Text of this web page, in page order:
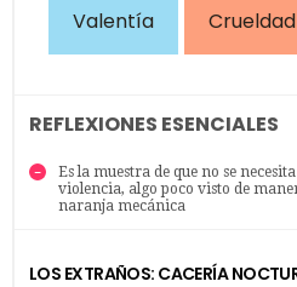
Valentía Crueldad
REFLEXIONES ESENCIALES
Es la muestra de que no se
violencia, algo poco visto de
naranja mecánica
LOS EXTRAÑOS: CACERÍA